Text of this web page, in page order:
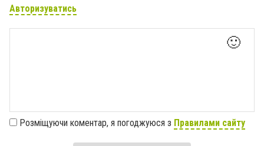
Авторизуватись
🙂
Розміщуючи коментар, я погоджуюся з Правилами сайту